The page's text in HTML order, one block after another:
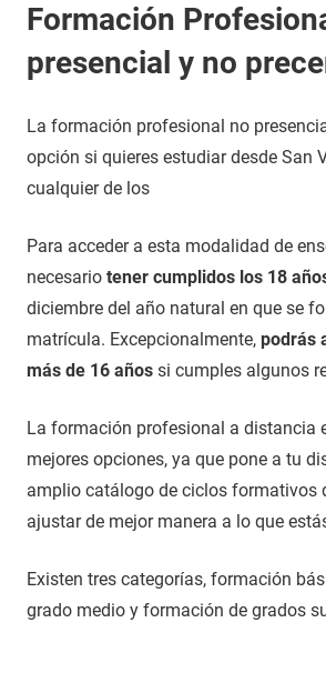
Formación
presencial y no
La formación profesional no
opción si quieres estudiar desde San
cualquier de los
Para acceder a esta modalidad de
necesario tener cumplidos los 18
diciembre del año natural en que se
matrícula. Excepcionalmente, podrás
más de 16 años si cumples algunos
La formación profesional a distancia
mejores opciones, ya que pone a tu
amplio catálogo de ciclos formativos
ajustar de mejor manera a lo que
Existen tres categorías, formación
grado medio y formación de grados